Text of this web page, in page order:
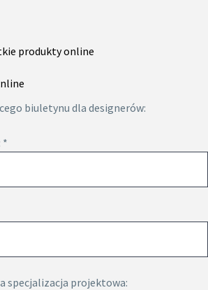
produkty online
biuletynu dla designerów:
*
specjalizacja projektowa: